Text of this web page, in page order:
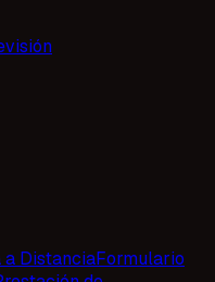
a DistanciaFormulario